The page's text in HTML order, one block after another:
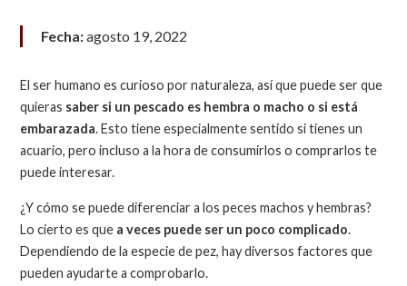
Fecha:agosto 19, 2022
El ser humano es curioso por naturaleza, así que puede ser que
quieras saber si un pescado es hembra o macho o si está
embarazada. Esto tiene especialmente sentido si tienes un
acuario, pero incluso a la hora de consumirlos o comprarlos te
puede interesar.
¿Y cómo se puede diferenciar a los peces machos y hembras?
Lo cierto es que a veces puede ser un poco complicado.
Dependiendo de la especie de pez, hay diversos factores que
pueden ayudarte a comprobarlo.